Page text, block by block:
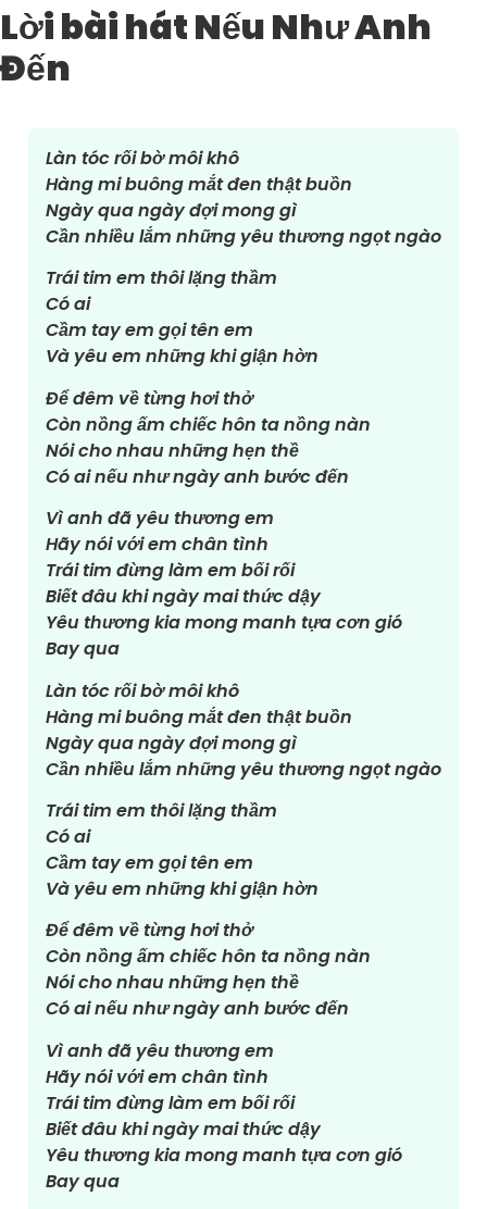
Lời bài hát Nếu Như Anh
Đến
Làn tóc rối bờ môi khô
Hàng mi buông mắt đen thật buồn
Ngày qua ngày đợi mong gì
Cần nhiều lắm những yêu thương ngọt ngào
Trái tim em thôi lặng thầm
Có ai
Cầm tay em gọi tên em
Và yêu em những khi giận hờn
Để đêm về từng hơi thở
Còn nồng ấm chiếc hôn ta nồng nàn
Nói cho nhau những hẹn thề
Có ai nếu như ngày anh bước đến
Vì anh đã yêu thương em
Hãy nói với em chân tình
Trái tim đừng làm em bối rối
Biết đâu khi ngày mai thức dậy
Yêu thương kia mong manh tựa cơn gió
Bay qua
Làn tóc rối bờ môi khô
Hàng mi buông mắt đen thật buồn
Ngày qua ngày đợi mong gì
Cần nhiều lắm những yêu thương ngọt ngào
Trái tim em thôi lặng thầm
Có ai
Cầm tay em gọi tên em
Và yêu em những khi giận hờn
Để đêm về từng hơi thở
Còn nồng ấm chiếc hôn ta nồng nàn
Nói cho nhau những hẹn thề
Có ai nếu như ngày anh bước đến
Vì anh đã yêu thương em
Hãy nói với em chân tình
Trái tim đừng làm em bối rối
Biết đâu khi ngày mai thức dậy
Yêu thương kia mong manh tựa cơn gió
Bay qua